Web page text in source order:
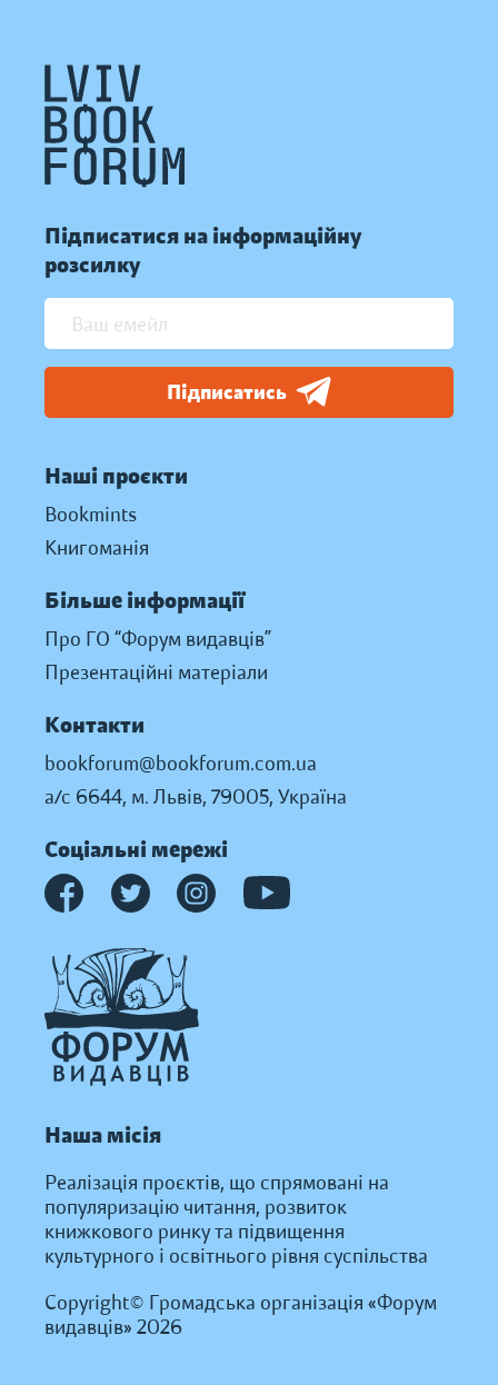
Підписатися на інформаційну
розсилку
Підписатись
Наші проєкти
Bookmints
Книгоманія
Більше інформації
Про ГО “Форум видавців”
Презентаційні матеріали
Контакти
bookforum@bookforum.com.ua
а/с 6644, м. Львів, 79005, Україна
Соціальні мережі
Наша місія
Реалізація проєктів, що спрямовані на
популяризацію читання, розвиток
книжкового ринку та підвищення
культурного і освітнього рівня суспільства
Copyright© Громадська організація «Форум
видавців» 2026